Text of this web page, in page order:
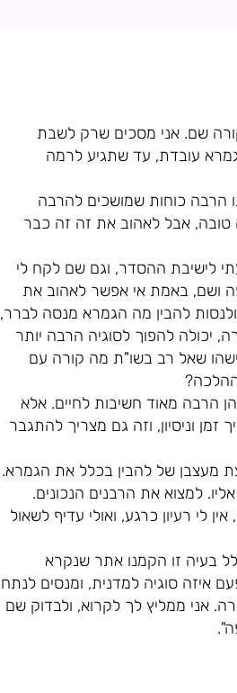
שם. אני מסכים שרק לשבת
עובדת, עד שתגיע לרמה
הרבה כוחות שמושכים להרבה
טובה, אבל לאהוב את זה זה כבר
לישיבת ההסדר, וגם שם לקח לי
ושם, באמת אי אפשר לאהוב את
להבין מה הגמרא מנסה לברר,
יכולה להפוך לסוגיה הרבה יותר
שאל רב בשו"ת מה קורה עם
הרבה מאוד חשיבות לחיים. אלא
וניסיון, וזה גם מצריך להתגבר
מעצבן של להבין בכלל את הגמרא.
למצוא את הרבנים הנכונים.
רעיון כרגע, ואולי עדיף לשאול
בעיה זו הקמנו אתר שנקרא
איזה סוגיה למדנית, ומנסים לנתח
אני ממליץ לך לקרוא, ולבדוק שם